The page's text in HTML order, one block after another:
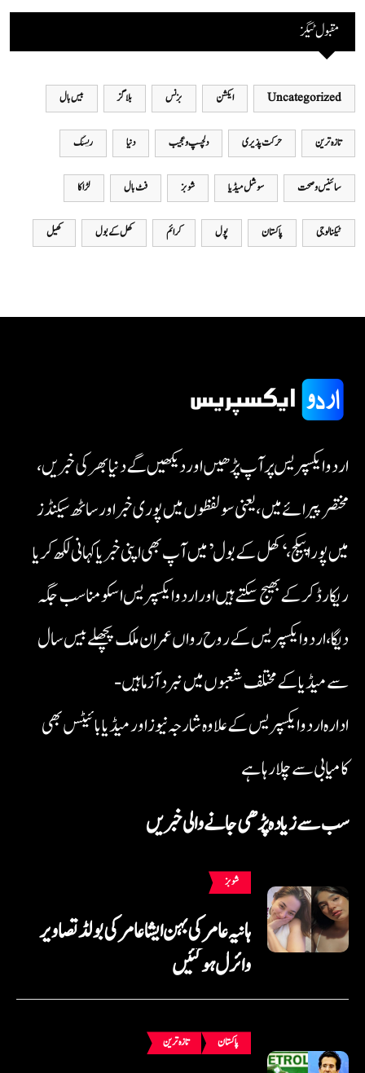
مقبول ٹیگز
Uncategorized ایکشن بزنس بلاگز بیس بال
تازہ ترین حرکت پذیری دلچسپ و عجیب دنیا ریسنگ
سائینس و صحت سوشل میڈیا شوبز فٹ بال لڑاکا
ٹیکنالوجی پاکستان پول کرائم کھل کے بول کھیل
اردو ایکسپریس پر آپ پڑھیں اور دیکھیں گے دنیا بھر کی خبریں،
مختصر پیرائے میں، یعنی سو لفظوں میں پوری خبر اور ساٹھ سیکنڈز
میں پورا پیکج، ‘کھل کے بول’ میں آپ بھی اپنی خبر یا کہانی لکھ کر یا
ریکارڈ کر کے بھیج سکتے ہیں اور اردو ایکسپریس اسکو مناسب جگہ
دیگا، اردو ایکسپریس کے روح رواں عمران ملک پچھلے بیس سال
سے میڈیا کے مختلف شعبوں میں نبرد آزما ہیں-
ادارہ اردو ایکسپریس کے علاوہ شارجہ نیوز اور میڈیا بائیٹس بھی
کامیابی سے چلا رہا ہے
سب سے زیادہ پڑھی جانے والی خبریں
شوبز
ہانیہ عامر کی بہن ایشا عامر کی بولڈ تصاویر
وائرل ہو گئیں
پاکستان تازہ ترین